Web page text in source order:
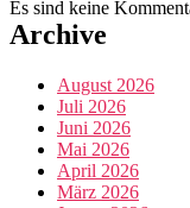
Es sind keine
Archive
August 2026
Juli 2026
Juni 2026
Mai 2026
April 2026
März 2026